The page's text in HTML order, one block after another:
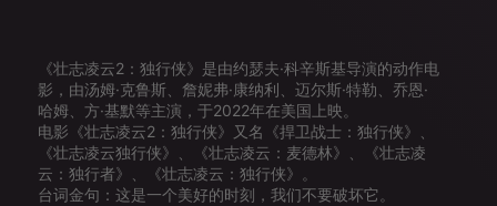
《壮志凌云2：独行侠》是由约瑟夫·科辛斯基导演的动作电
影，由汤姆·克鲁斯、詹妮弗·康纳利、迈尔斯·特勒、乔恩·
哈姆、方·基默等主演，于2022年在美国上映。
电影《壮志凌云2：独行侠》又名《捍卫战士：独行侠》、
《壮志凌云独行侠》、《壮志凌云：麦德林》、《壮志凌
云：独行者》、《壮志凌云：独行侠》。
台词金句：这是一个美好的时刻，我们不要破坏它。